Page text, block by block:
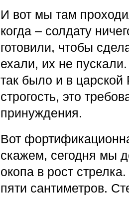
И вот мы там
когда – солдату
готовили, чтобы
ехали, их не
так было и в царской
строгость, это
принуждения.
Вот
скажем, сегодня мы
окопа в рост
пяти сантиметров.